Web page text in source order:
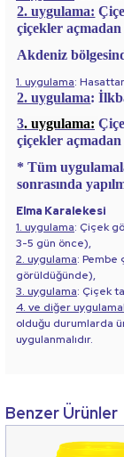
2. uygulama:
çiçekler açmadan
Akdeniz
1. uygulama:
2. uygulama:
3. uygulama:
çiçekler açmadan
*Tüm
sonrasında
Elma Karalekesi
1. uygulama: Çiçek
3-5 gün önce),
2. uygulama: Pembe
görüldüğünde),
3. uygulama: Çiçek
4. ve diğer
olduğu durumlarda
uygulanmalıdır.
Benzer Ürünler